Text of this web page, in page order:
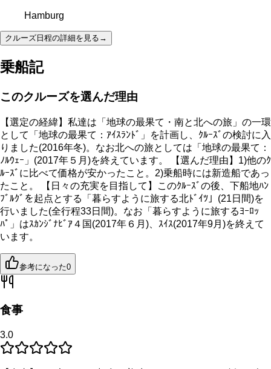
Hamburg
クルーズ日程の詳細を見る →
乗船記
このクルーズを選んだ理由
【選定の経緯】私達は「地球の最果て・南と北への旅」の一環
として「地球の最果て：ｱｲｽﾗﾝﾄﾞ」を計画し、ｸﾙｰｽﾞの検討に入
りました(2016年冬)。なお北への旅としては「地球の最果て：
ﾉﾙｳｪｰ」(2017年５月)を終えています。 【選んだ理由】1)他のｸ
ﾙｰｽﾞに比べて価格が安かったこと。2)乗船時には新造船であっ
たこと。 【日々の充実を目指して】このｸﾙｰｽﾞの後、下船地ﾊﾝ
ﾌﾞﾙｸﾞを起点とする「暮らすように旅する北ﾄﾞｲﾂ」(21日間)を
行いました(全行程33日間)。なお「暮らすように旅するﾖｰﾛｯ
ﾊﾟ」はｽｶﾝｼﾞﾅﾋﾞｱ４国(2017年６月)、ｽｲｽ(2017年9月)を終えて
います。
参考になった0
食事
3.0